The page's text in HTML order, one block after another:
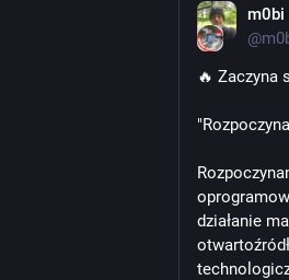
m0bi
🔥 Zaczyna
działanie